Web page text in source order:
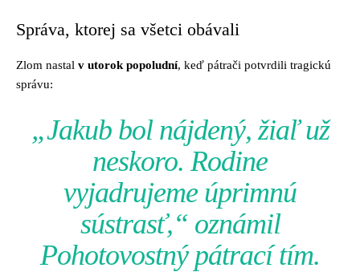
Správa, ktorej sa všetci obávali
Zlom nastal v utorok popoludní, keď pátrači potvrdili tragickú
správu:
„Jakub bol nájdený, žiaľ už
neskoro. Rodine
vyjadrujeme úprimnú
sústrasť,“ oznámil
Pohotovostný pátrací tím.